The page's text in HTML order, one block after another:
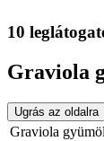
10
Graviola
Ugrás az oldalra
Graviola